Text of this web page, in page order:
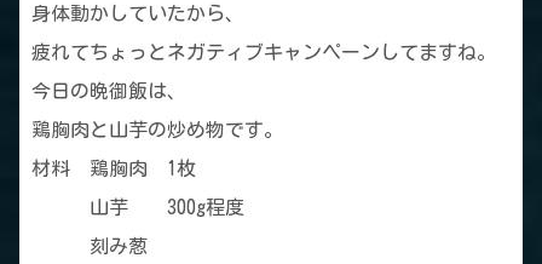
身体動かしていたから、
疲れてちょっとネガティブキャンペーンしてますね。
今日の晩御飯は、
鶏胸肉と山芋の炒め物です。
材料 鶏胸肉 1枚
山芋 300g程度
刻み葱